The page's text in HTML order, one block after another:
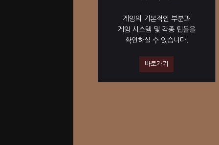
게임의 기본적인 부분과
게임 시스템 및 각종 팁들을
확인하실 수 있습니다.
바로가기